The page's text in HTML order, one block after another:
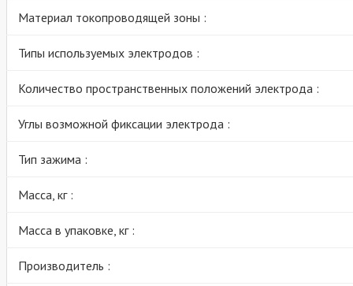
Материал токопроводящей зоны :
Типы используемых электродов :
Количество пространственных положений электрода :
Углы возможной фиксации электрода :
Тип зажима :
Масса, кг :
Масса в упаковке, кг :
Производитель :